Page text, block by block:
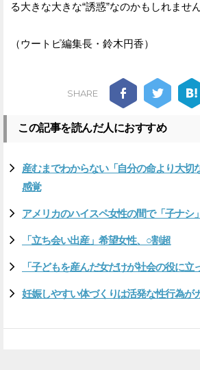
る大きな大きな“誘惑”なのかもしれません
（ウートピ編集長・鈴木円香）
SHARE
この記事を読んだ人におすすめ
産むまでわからない「自分の命より大切
感覚
アメリカのハイスペ女性の間で「子ナシ
「立ち会い出産」希望女性、○割超
「子どもを産んだ女だけが社会の役に立
妊娠しやすい体づくりは活発な性行為が